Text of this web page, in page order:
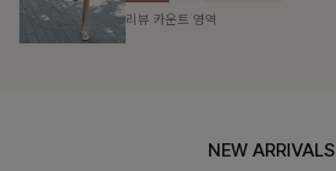
리뷰 카운트 영역
NEW ARRIVALS